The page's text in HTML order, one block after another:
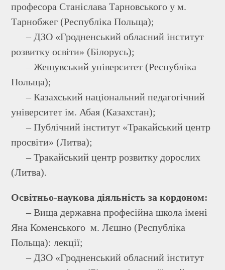
професора Станіслава Тарновського у м.
Тарнобжег (Республіка Польща);
– ДЗО «Гродненський обласний інститут
розвитку освіти» (Білорусь);
– Жешувський університет (Республіка
Польща);
– Казахський національний педагогічний
університет ім. Абая (Казахстан);
– Публічний інститут «Тракайський центр
просвіти» (Литва);
– Тракайський центр розвитку дорослих
(Литва).
Освітньо-наукова діяльність за кордоном:
– Вища державна професійна школа імені
Яна Коменського м. Лєшно (Республіка
Польща): лекції;
– ДЗО «Гродненський обласний інститут